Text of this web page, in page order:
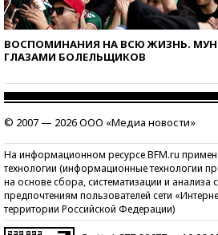
ВОСПОМИНАНИЯ НА ВСЮ ЖИЗНЬ.
ГЛАЗАМИ БОЛЕЛЬЩИКОВ
© 2007 — 2026 ООО «Медиа новости»
На информационном ресурсе BFM.ru
технологии (информационные технологии
на основе сбора, систематизации и анализа
предпочтениям пользователей сети
территории Российской Федерации)